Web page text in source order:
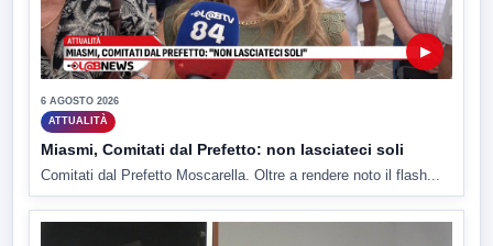
▶
6 AGOSTO 2026
ATTUALITÀ
Miasmi, Comitati dal Prefetto: non lasciateci soli
Comitati dal Prefetto Moscarella. Oltre a rendere noto il flash...